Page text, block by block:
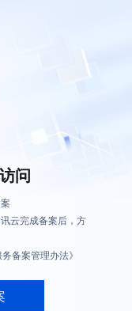
问
云完成备案后，方
备案管理办法》